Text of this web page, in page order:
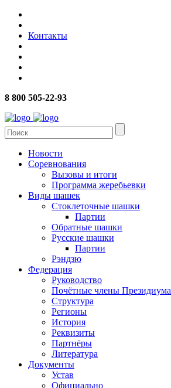
Контакты
8 800 505-22-93
Новости
Соревнования
Вызовы и итоги
Программа жеребьевки
Виды шашек
Стоклеточные шашки
Партии
Обратные шашки
Русские шашки
Партии
Рэндзю
Федерация
Руководство
Почётные члены Президиума
Структура
Регионы
История
Реквизиты
Партнёры
Литература
Документы
Устав
Официально